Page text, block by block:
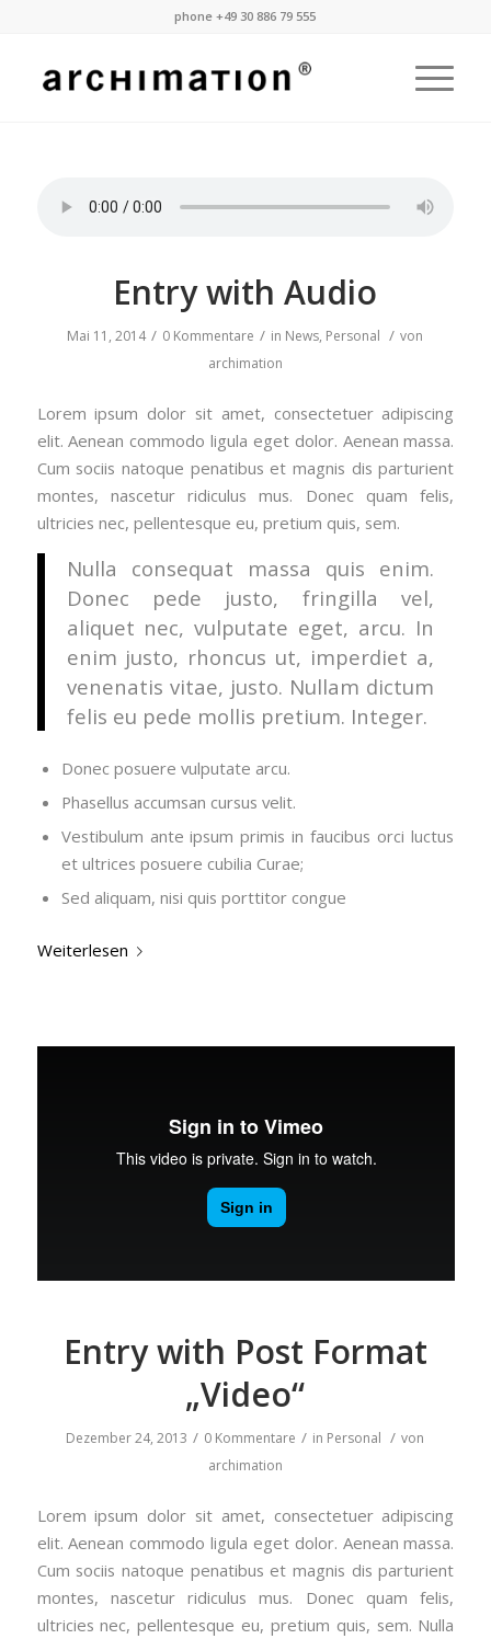
phone +49 30 886 79 555
Entry with Audio
Mai 11, 2014 / 0 Kommentare / in News, Personal / von
archimation
Lorem ipsum dolor sit amet, consectetuer adipiscing
elit. Aenean commodo ligula eget dolor. Aenean massa.
Cum sociis natoque penatibus et magnis dis parturient
montes, nascetur ridiculus mus. Donec quam felis,
ultricies nec, pellentesque eu, pretium quis, sem.
Nulla consequat massa quis enim.
Donec pede justo, fringilla vel,
aliquet nec, vulputate eget, arcu. In
enim justo, rhoncus ut, imperdiet a,
venenatis vitae, justo. Nullam dictum
felis eu pede mollis pretium. Integer.
Donec posuere vulputate arcu.
Phasellus accumsan cursus velit.
Vestibulum ante ipsum primis in faucibus orci luctus
et ultrices posuere cubilia Curae;
Sed aliquam, nisi quis porttitor congue
Weiterlesen
Entry with Post Format
„Video“
Dezember 24, 2013 / 0 Kommentare / in Personal / von
archimation
Lorem ipsum dolor sit amet, consectetuer adipiscing
elit. Aenean commodo ligula eget dolor. Aenean massa.
Cum sociis natoque penatibus et magnis dis parturient
montes, nascetur ridiculus mus. Donec quam felis,
ultricies nec, pellentesque eu, pretium quis, sem. Nulla